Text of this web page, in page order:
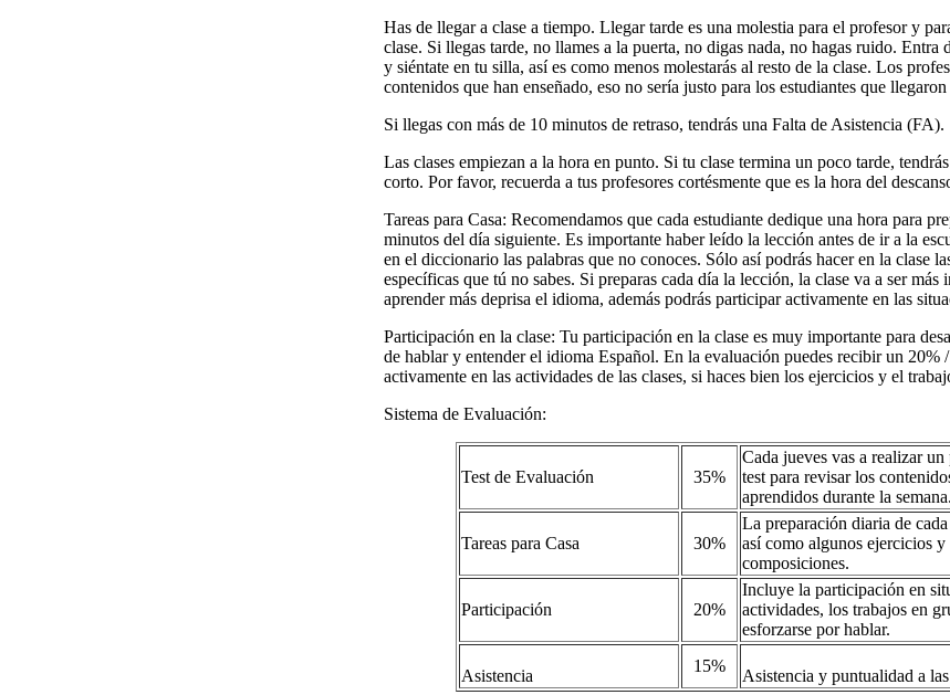
Has de llegar a clase a tiempo. Llegar tarde es una molestia para el profesor y
clase. Si llegas tarde, no llames a la puerta, no digas nada, no hagas ruido. Entra
y siéntate en tu silla, así es como menos molestarás al resto de la clase. Los
contenidos que han enseñado, eso no sería justo para los estudiantes que
Si llegas con más de 10 minutos de retraso, tendrás una Falta de Asistencia (FA).
Las clases empiezan a la hora en punto. Si tu clase termina un poco tarde,
corto. Por favor, recuerda a tus profesores cortésmente que es la hora del
Tareas para Casa: Recomendamos que cada estudiante dedique una hora para
minutos del día siguiente. Es importante haber leído la lección antes de ir a la
en el diccionario las palabras que no conoces. Sólo así podrás hacer en la clase
específicas que tú no sabes. Si preparas cada día la lección, la clase va a ser más
aprender más deprisa el idioma, además podrás participar activamente en las
Participación en la clase: Tu participación en la clase es muy importante para
de hablar y entender el idioma Español. En la evaluación puedes recibir un 20%
activamente en las actividades de las clases, si haces bien los ejercicios y el
Sistema de Evaluación:
Test de Evaluación 35%
Cada jueves vas a realizar un
test para revisar los
aprendidos durante la semana.
Tareas para Casa 30%
La preparación diaria de
así como algunos ejercicios y
composiciones.
Participación 20%
Incluye la participación en
actividades, los trabajos en
esforzarse por hablar.
Asistencia
15%
Asistencia y puntualidad a las